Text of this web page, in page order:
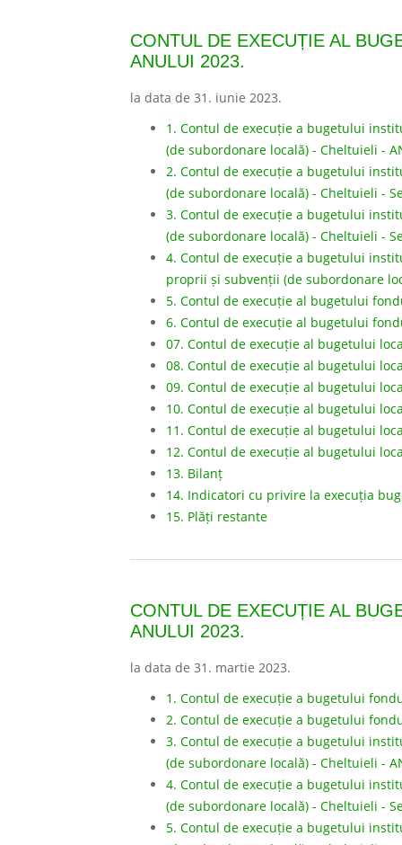
CONTUL DE EXECUȚIE AL
ANULUI 2023.
la data de 31. iunie 2023.
1. Contul de execuție a bugetului
(de subordonare locală) - Cheltuieli -
2. Contul de execuție a bugetului
(de subordonare locală) - Cheltuieli -
3. Contul de execuție a bugetului
(de subordonare locală) - Cheltuieli -
4. Contul de execuție a bugetului
proprii și subvenții (de subordonare
5. Contul de execuție al bugetului
6. Contul de execuție al bugetului
07. Contul de execuție al bugetului
08. Contul de execuție al bugetului
09. Contul de execuție al bugetului
10. Contul de execuție al bugetului
11. Contul de execuție al bugetului
12. Contul de execuție al bugetului
13. Bilanț
14. Indicatori cu privire la execuția
15. Plăți restante
CONTUL DE EXECUȚIE AL
ANULUI 2023.
la data de 31. martie 2023.
1. Contul de execuție a bugetului
2. Contul de execuție a bugetului
3. Contul de execuție a bugetului
(de subordonare locală) - Cheltuieli -
4. Contul de execuție a bugetului
(de subordonare locală) - Cheltuieli -
5. Contul de execuție a bugetului